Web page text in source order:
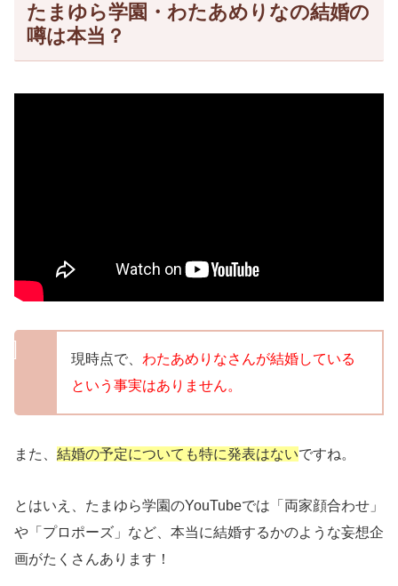
たまゆら学園・わたあめりなの結婚の
噂は本当？
現時点で、 わたあめりなさんが結婚している
という事実はありません。
また、 結婚の予定についても特に発表はないですね。
とはいえ、たまゆら学園のYouTubeでは「両家顔合わせ」
や「プロポーズ」など、本当に結婚するかのような妄想企
画がたくさんあります！